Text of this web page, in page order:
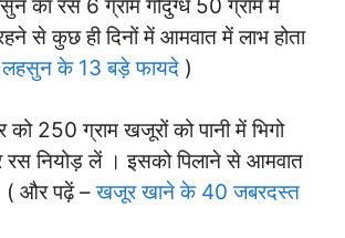
का रस 6 ग्राम गोदुग्ध 50 ग्राम में
से कुछ ही दिनों में आमवात में लाभ होता
लहसुन के 13 बड़े फायदे )
को 250 ग्राम खजूरों को पानी में भिगो
नियोड़ लें । इसको पिलाने से आमवात
( और पढ़ें –खजूर खाने के 40 जबरदस्त